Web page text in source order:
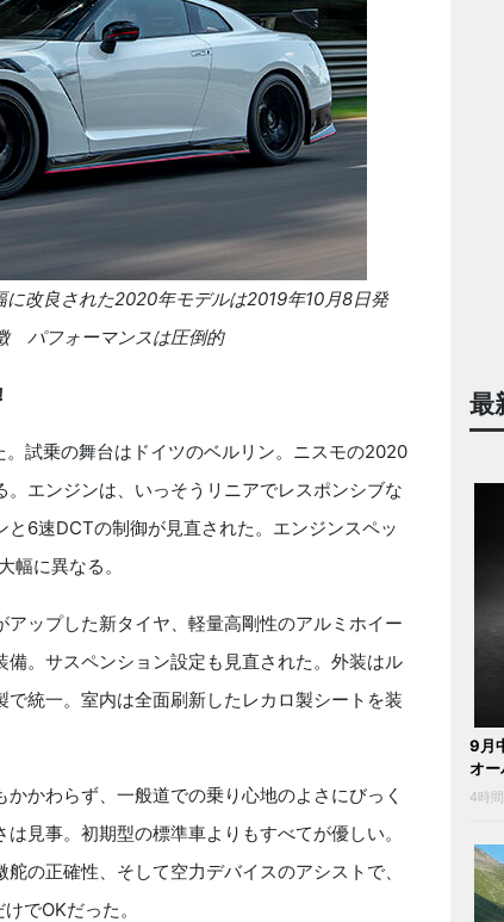
良された2020年モデルは2019年10月8日発
パフォーマンスは圧倒的
試乗の舞台はドイツのベルリン。ニスモの2020
エンジンは、いっそうリニアでレスポンシブな
6速DCTの制御が見直された。エンジンスペッ
に異なる。
ップした新タイヤ、軽量高剛性のアルミホイー
。サスペンション設定も見直された。外装はル
統一。室内は全面刷新したレカロ製シートを装
かわらず、一般道での乗り心地のよさにびっく
見事。初期型の標準車よりもすべてが優しい。
の正確性、そして空力デバイスのアシストで、
でOKだった。
最
9月
オー
4時